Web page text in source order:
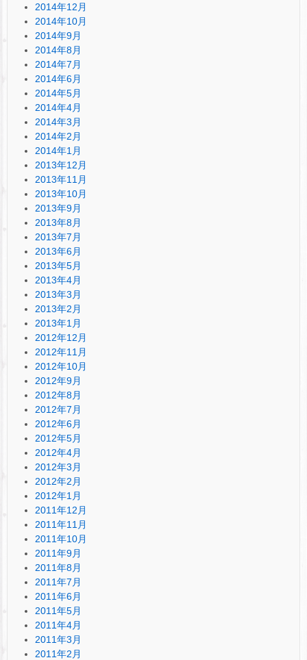
2014年12月
2014年10月
2014年9月
2014年8月
2014年7月
2014年6月
2014年5月
2014年4月
2014年3月
2014年2月
2014年1月
2013年12月
2013年11月
2013年10月
2013年9月
2013年8月
2013年7月
2013年6月
2013年5月
2013年4月
2013年3月
2013年2月
2013年1月
2012年12月
2012年11月
2012年10月
2012年9月
2012年8月
2012年7月
2012年6月
2012年5月
2012年4月
2012年3月
2012年2月
2012年1月
2011年12月
2011年11月
2011年10月
2011年9月
2011年8月
2011年7月
2011年6月
2011年5月
2011年4月
2011年3月
2011年2月